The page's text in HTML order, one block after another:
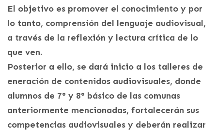
El objetivo es promover el conocimiento y por
lo tanto, comprensión del lenguaje audiovisual,
a través de la reflexión y lectura crítica de lo
que ven.
Posterior a ello, se dará inicio a los talleres de
eneración de contenidos audiovisuales, donde
alumnos de 7° y 8° básico de las comunas
anteriormente mencionadas, fortalecerán sus
competencias audiovisuales y deberán realizar